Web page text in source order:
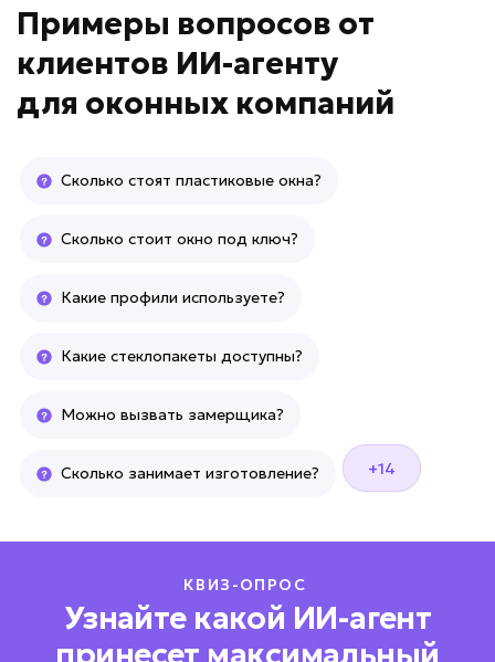
Примеры вопросов от
клиентов ИИ-агенту
для оконных компаний
Сколько стоят пластиковые окна?
Сколько стоит окно под ключ?
Какие профили используете?
Какие стеклопакеты доступны?
Можно вызвать замерщика?
Сколько занимает изготовление? +14
КВИЗ-ОПРОС
Узнайте какой ИИ-агент